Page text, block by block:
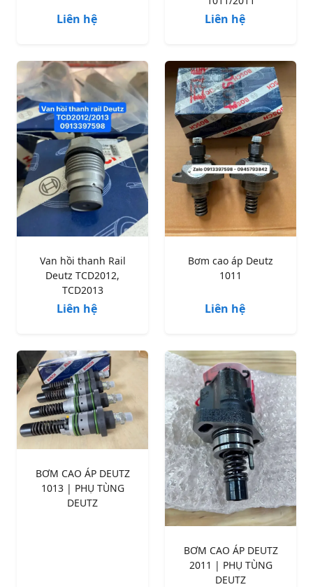
Liên hệ Liên hệ
Van hồi thanh Rail
Deutz TCD2012,
TCD2013
Liên hệ
Bơm cao áp Deutz
1011
Liên hệ
BƠM CAO ÁP DEUTZ
1013 | PHỤ TÙNG
DEUTZ
BƠM CAO ÁP DEUTZ
2011 | PHỤ TÙNG
DEUTZ